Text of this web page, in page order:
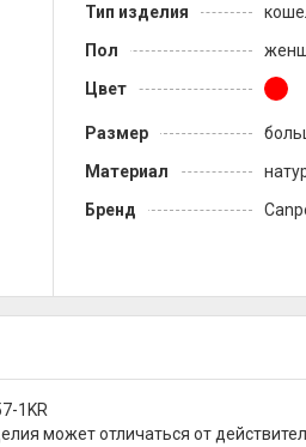
Тип изделия
Пол
Цвет
Размер
Материал
Бренд
1KR
может отличаться от